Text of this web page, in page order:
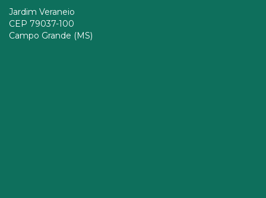
Jardim Veraneio
CEP 79037-100
Campo Grande (MS)